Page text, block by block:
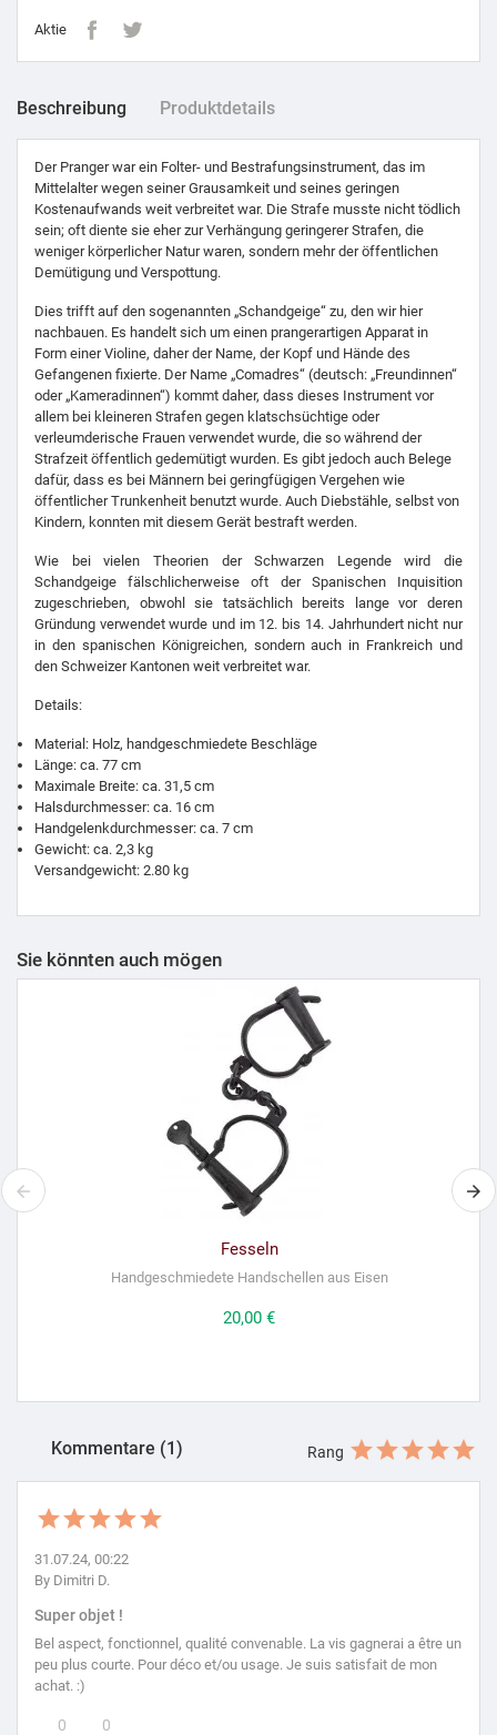
Aktie
Beschreibung Produktdetails
Der Pranger war ein Folter- und Bestrafungsinstrument, das im
Mittelalter wegen seiner Grausamkeit und seines geringen
Kostenaufwands weit verbreitet war. Die Strafe musste nicht tödlich
sein; oft diente sie eher zur Verhängung geringerer Strafen, die
weniger körperlicher Natur waren, sondern mehr der öffentlichen
Demütigung und Verspottung.
Dies trifft auf den sogenannten „Schandgeige“ zu, den wir hier
nachbauen. Es handelt sich um einen prangerartigen Apparat in
Form einer Violine, daher der Name, der Kopf und Hände des
Gefangenen fixierte. Der Name „Comadres“ (deutsch: „Freundinnen“
oder „Kameradinnen“) kommt daher, dass dieses Instrument vor
allem bei kleineren Strafen gegen klatschsüchtige oder
verleumderische Frauen verwendet wurde, die so während der
Strafzeit öffentlich gedemütigt wurden. Es gibt jedoch auch Belege
dafür, dass es bei Männern bei geringfügigen Vergehen wie
öffentlicher Trunkenheit benutzt wurde. Auch Diebstähle, selbst von
Kindern, konnten mit diesem Gerät bestraft werden.
Wie bei vielen Theorien der Schwarzen Legende wird die
Schandgeige fälschlicherweise oft der Spanischen Inquisition
zugeschrieben, obwohl sie tatsächlich bereits lange vor deren
Gründung verwendet wurde und im 12. bis 14. Jahrhundert nicht nur
in den spanischen Königreichen, sondern auch in Frankreich und
den Schweizer Kantonen weit verbreitet war.
Details:
Material: Holz, handgeschmiedete Beschläge
Länge: ca. 77 cm
Maximale Breite: ca. 31,5 cm
Halsdurchmesser: ca. 16 cm
Handgelenkdurchmesser: ca. 7 cm
Gewicht: ca. 2,3 kg
Versandgewicht: 2.80 kg
Sie könnten auch mögen
Fesseln
Handgeschmiedete Handschellen aus Eisen
Preis
20,00 €
Kommentare (1) Rang
31.07.24, 00:22
By Dimitri D.
Super objet !
Bel aspect, fonctionnel, qualité convenable. La vis gagnerai a être un
peu plus courte. Pour déco et/ou usage. Je suis satisfait de mon
achat. :)
0 0